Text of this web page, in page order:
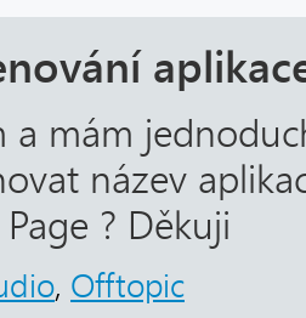
a mám
název
? Děkuji
, Offtopic